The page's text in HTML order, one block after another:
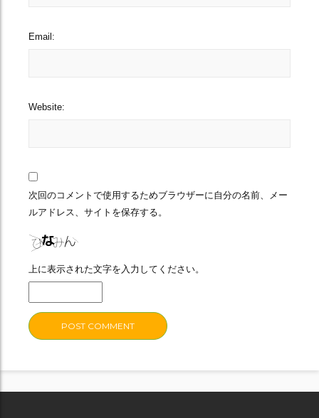
Email:
Website:
次回のコメントで使用するためブラウザーに自分の名前、メー
ルアドレス、サイトを保存する。
上に表示された文字を入力してください。